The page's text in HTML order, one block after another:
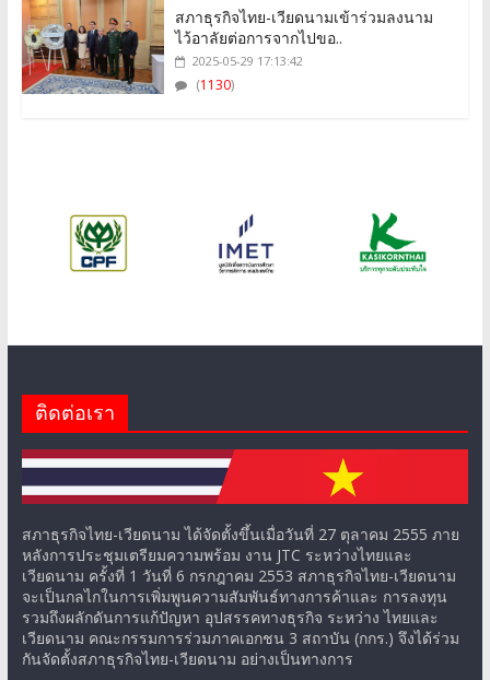
สภาธุรกิจไทย-เวียดนามเข้าร่วมลงนาม
ไว้อาลัยต่อการจากไปขอ..
2025-05-29 17:13:42
(1130)
ติดต่อเรา
สภาธุรกิจไทย-เวียดนาม ได้จัดตั้งขึ้นเมื่อวันที่ 27 ตุลาคม 2555 ภาย
หลังการประชุมเตรียมความพร้อม งาน JTC ระหว่างไทยและ
เวียดนาม ครั้งที่ 1 วันที่ 6 กรกฎาคม 2553 สภาธุรกิจไทย-เวียดนาม
จะเป็นกลไกในการเพิ่มพูนความสัมพันธ์ทางการค้าและ การลงทุน
รวมถึงผลักดันการแก้ปัญหา อุปสรรคทางธุรกิจ ระหว่าง ไทยและ
เวียดนาม คณะกรรมการร่วมภาคเอกชน 3 สถาบัน (กกร.) จึงได้ร่วม
กันจัดตั้งสภาธุรกิจไทย-เวียดนาม อย่างเป็นทางการ